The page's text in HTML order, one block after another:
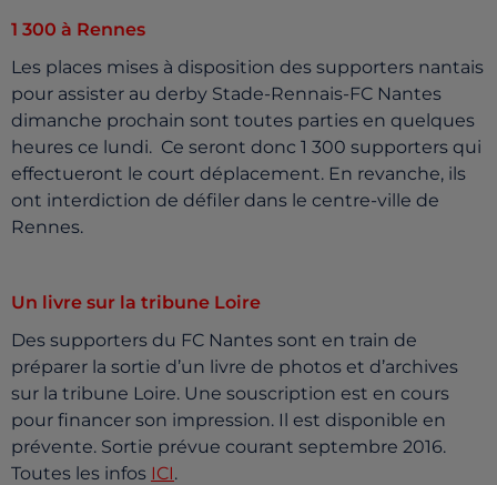
1 300 à Rennes
Les places mises à disposition des supporters nantais
pour assister au derby Stade-Rennais-FC Nantes
dimanche prochain sont toutes parties en quelques
heures ce lundi. Ce seront donc 1 300 supporters qui
effectueront le court déplacement. En revanche, ils
ont interdiction de défiler dans le centre-ville de
Rennes.
Un livre sur la tribune Loire
Des supporters du FC Nantes sont en train de
préparer la sortie d’un livre de photos et d’archives
sur la tribune Loire. Une souscription est en cours
pour financer son impression. Il est disponible en
prévente. Sortie prévue courant septembre 2016.
Toutes les infos ICI.